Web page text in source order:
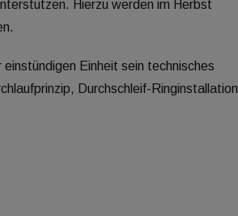
Hierzu werden im Herbst
Einheit sein technisches
Durchschleif-Ringinstallation